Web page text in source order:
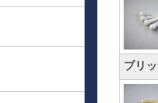
ブリ